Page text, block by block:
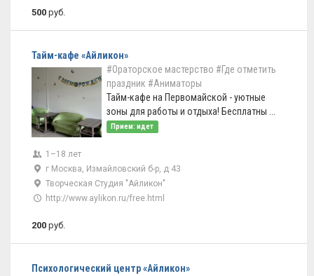
500 руб.
Тайм-кафе «Айликон»
#Ораторское мастерство #Где отметить
праздник #Аниматоры
Тайм-кафе на Первомайской - уютные
зоны для работы и отдыха! Бесплатны ...
Прием: идет
1–18 лет
г Москва, Измайловский б-р, д 43
Творческая Студия "Айликон"
http://www.aylikon.ru/free.html
200 руб.
Психологический центр «Айликон»